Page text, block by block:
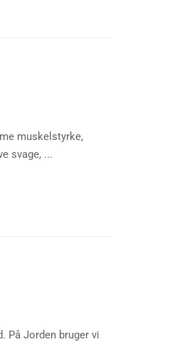
muskelstyrke,
svage, ...
På Jorden bruger vi